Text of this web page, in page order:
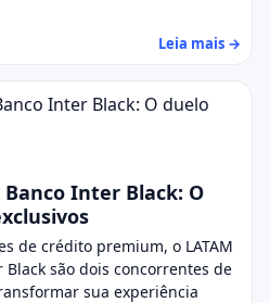
Leia mais →
Banco Inter Black: O
de crédito premium, o LATAM
Black são dois concorrentes de
sua experiência